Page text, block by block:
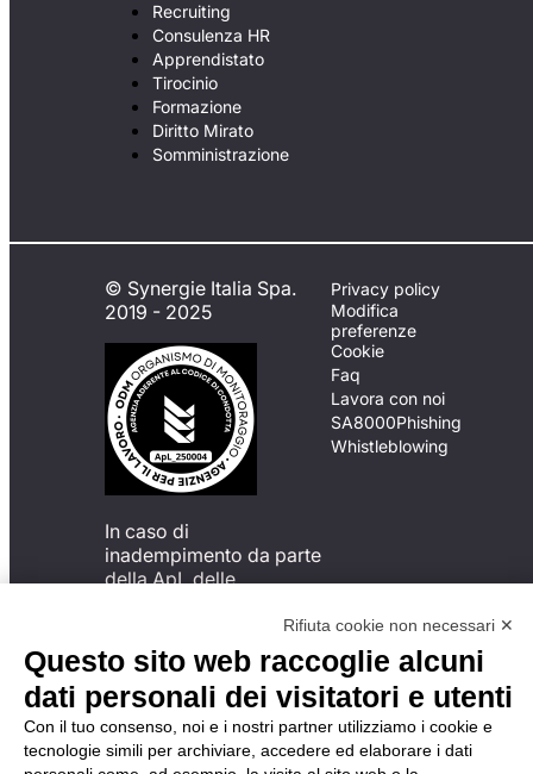
Recruiting
Consulenza HR
Apprendistato
Tirocinio
Formazione
Diritto Mirato
Somministrazione
© Synergie Italia Spa.
2019 - 2025
In caso di
inadempimento da parte
della ApL delle
del Codice di Condotta, è
possibile presentare un
reclamo
all’Organismo di
Monitoraggio utilizzando
una delle modalità
descritte al seguente
Privacy policy
Modifica
preferenze
Cookie
Faq
Lavora con noi
SA8000Phishing
Whistleblowing
Rifiuta cookie non necessari ✕
Questo sito web raccoglie alcuni
dati personali dei visitatori e utenti
Con il tuo consenso, noi e i nostri partner utilizziamo i cookie e
tecnologie simili per archiviare, accedere ed elaborare i dati